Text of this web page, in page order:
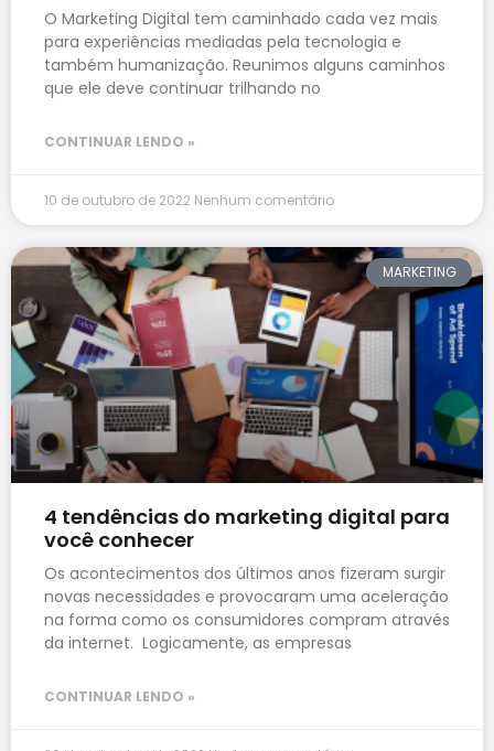
O Marketing Digital tem caminhado cada vez mais
para experiências mediadas pela tecnologia e
também humanização. Reunimos alguns caminhos
que ele deve continuar trilhando no
CONTINUAR LENDO »
10 de outubro de 2022 Nenhum comentário
MARKETING
4 tendências do marketing digital para
você conhecer
Os acontecimentos dos últimos anos fizeram surgir
novas necessidades e provocaram uma aceleração
na forma como os consumidores compram através
da internet. Logicamente, as empresas
CONTINUAR LENDO »